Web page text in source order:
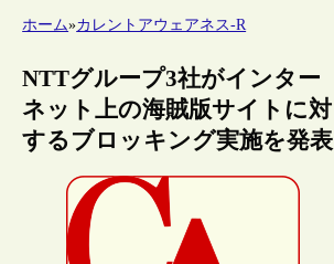
ホーム»カレントアウェアネス-R
NTTグループ3社がインター
ネット上の海賊版サイトに対
するブロッキング実施を発表